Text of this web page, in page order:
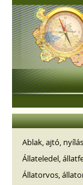
Ablak, ajtó,
Állateledel,
Állatorvos,